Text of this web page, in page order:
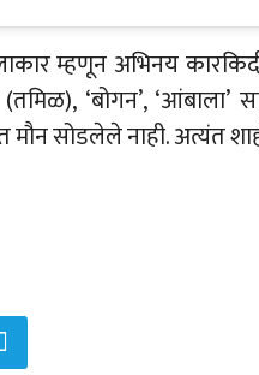
म्हणून अभिनय
‘बोगन’,
सोडलेले नाही. अत्यंत